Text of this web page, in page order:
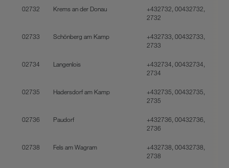
02732 Krems an der Donau
+432732, 00432732,
2732
02733 Schönberg am Kamp
+432733, 00432733,
2733
02734 Langenlois
+432734, 00432734,
2734
02735 Hadersdorf am Kamp
+432735, 00432735,
2735
02736 Paudorf
+432736, 00432736,
2736
02738 Fels am Wagram
+432738, 00432738,
2738